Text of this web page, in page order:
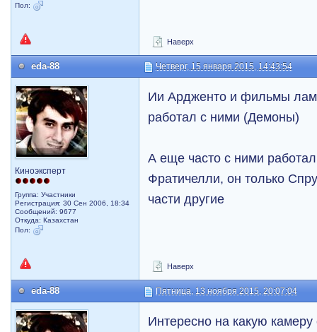
Пол:
Наверх
eda-88 Четверг, 15 января 2015, 14:43:54
Киноэксперт
Группа: Участники
Регистрация: 30 Сен 2006, 18:34
Сообщений: 9677
Откуда: Казахстан
Пол:
Ии Ардженто и фильмы
работал с ними (Демоны)
А еще часто с ними
Фратичелли, он только
части другие
Наверх
eda-88 Пятница, 13 ноября 2015, 20:07:04
Интересно на какую